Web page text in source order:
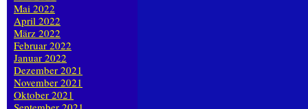
Mai 2022
April 2022
März 2022
Februar 2022
Januar 2022
Dezember 2021
November 2021
Oktober 2021